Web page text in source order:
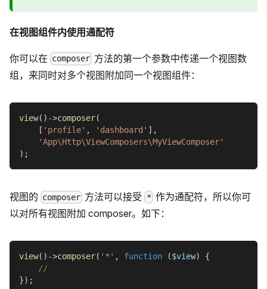
在视图组件内使用通配符
你可以在 composer 方法的第一个参数中传递一个视图数
组，来同时对多个视图附加同一个视图组件：
view( ) ->composer(
[ 'profile' , 'dashboard' ] ,
'App\Http\ViewComposers\MyViewComposer'
) ;
视图的 composer 方法可以接受 * 作为通配符，所以你可
以对所有视图附加 composer。如下：
view( ) ->composer( '*' , function ($view)
{
//
}) ;